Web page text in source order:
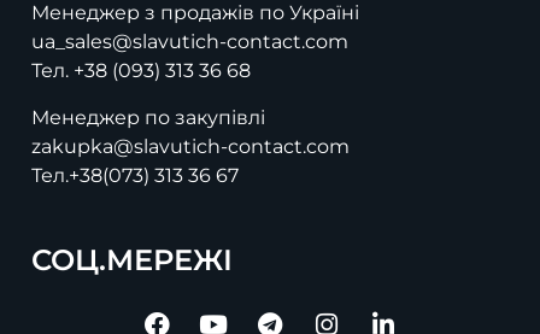
Менеджер з продажів по Україні
ua_sales@slavutich-contact.com
Тел. +38 (093) 313 36 68
Менеджер по закупівлі
zakupka@slavutich-contact.com
Тел.+38(073) 313 36 67
СОЦ.МЕРЕЖІ